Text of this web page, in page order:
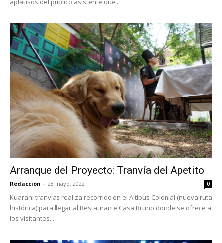
aplausos del publico asistente que...
Arranque del Proyecto: Tranvía del Apetito
Redacción - 28 mayo, 2022 0
Kuarani tranvías realiza recorrido en el Altibus Colonial (nueva ruta
histórica) para llegar al Restaurante Casa Bruno donde se ofrece a
los visitantes...